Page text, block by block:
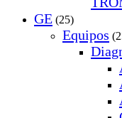
GE (25)
Equipos